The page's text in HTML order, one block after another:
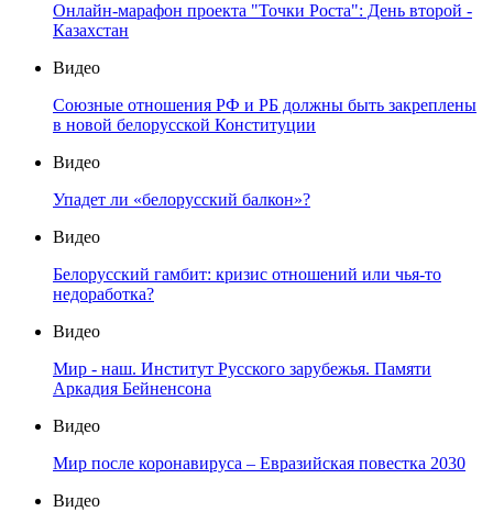
Онлайн-марафон проекта "Точки Роста": День второй -
Казахстан
Видео
Союзные отношения РФ и РБ должны быть закреплены
в новой белорусской Конституции
Видео
Упадет ли «белорусский балкон»?
Видео
Белорусский гамбит: кризис отношений или чья-то
недоработка?
Видео
Мир - наш. Институт Русского зарубежья. Памяти
Аркадия Бейненсона
Видео
Мир после коронавируса – Евразийская повестка 2030
Видео